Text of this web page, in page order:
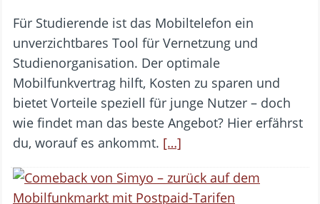
Für Studierende ist das Mobiltelefon ein
unverzichtbares Tool für Vernetzung und
Studienorganisation. Der optimale
Mobilfunkvertrag hilft, Kosten zu sparen und
bietet Vorteile speziell für junge Nutzer – doch
wie findet man das beste Angebot? Hier erfährst
du, worauf es ankommt. […]